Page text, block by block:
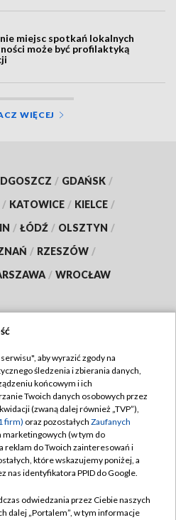
miejsc spotkań lokalnych
może być profilaktyką
WIĘCEJ
/ GDAŃSK /
/ KATOWICE / KIELCE /
/ ŁÓDŹ / OLSZTYN /
/ RZESZÓW /
/ WROCŁAW
TVP
TVP
prywatności
zgody
Pomoc
Kontakt
aby wyrazić zgody na
śledzenia i zbierania danych,
końcowym i ich
Twoich danych osobowych przez
(zwaną dalej również „TVP”),
firm) oraz pozostałych Zaufanych
marketingowych (w tym do
reklam do Twoich zainteresowań i
które wskazujemy poniżej, a
nas identyfikatora PPID do Google.
odwiedzania przez Ciebie naszych
dalej „Portalem”, w tym informacje